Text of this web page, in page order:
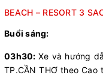
BEACH – RESORT 3
Buổi sáng:
03h30: Xe và hướng
TP.CẦN THƠ theo